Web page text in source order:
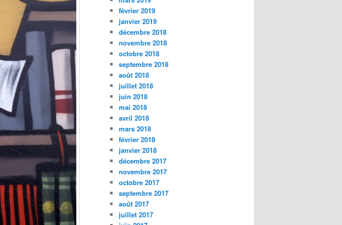
février 2019
janvier 2019
décembre 2018
novembre 2018
octobre 2018
septembre 2018
août 2018
juillet 2018
juin 2018
mai 2018
avril 2018
mars 2018
février 2018
janvier 2018
décembre 2017
novembre 2017
octobre 2017
septembre 2017
août 2017
juillet 2017